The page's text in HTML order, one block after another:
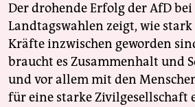
Der drohende Erfolg der AfD
Landtagswahlen zeigt, wie
Kräfte inzwischen geworden
braucht es Zusammenhalt und
und vor allem mit den
für eine starke Zivilgesellschaft